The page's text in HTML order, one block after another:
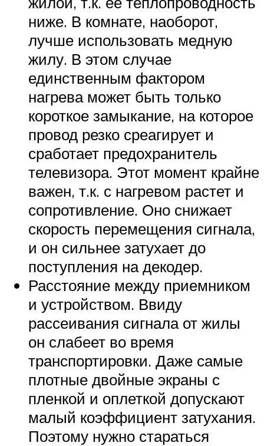
ниже. В комнате, наоборот,
лучше использовать медную
жилу. В этом случае
единственным фактором
нагрева может быть только
короткое замыкание, на которое
провод резко среагирует и
сработает предохранитель
телевизора. Этот момент крайне
важен, т.к. с нагревом растет и
сопротивление. Оно снижает
скорость перемещения сигнала,
и он сильнее затухает до
поступления на декодер.
Расстояние между приемником
и устройством. Ввиду
рассеивания сигнала от жилы
он слабеет во время
транспортировки. Даже самые
плотные двойные экраны с
пленкой и оплеткой допускают
малый коэффициент затухания.
Поэтому нужно стараться